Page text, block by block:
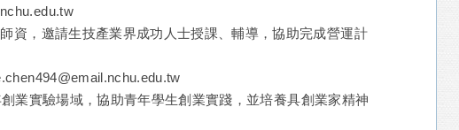
資，邀請生技產業界成功人士授課、輔導，協助完成營運計
業實驗場域，協助青年學生創業實踐，並培養具創業家精神